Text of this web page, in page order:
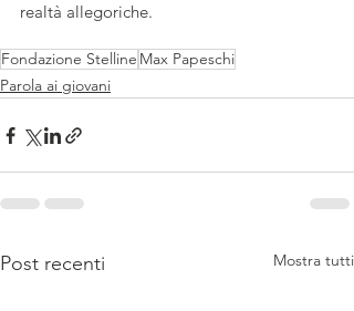
realtà allegoriche.
Fondazione Stelline Max Papeschi
Parola ai giovani
Post recenti Mostra tutti